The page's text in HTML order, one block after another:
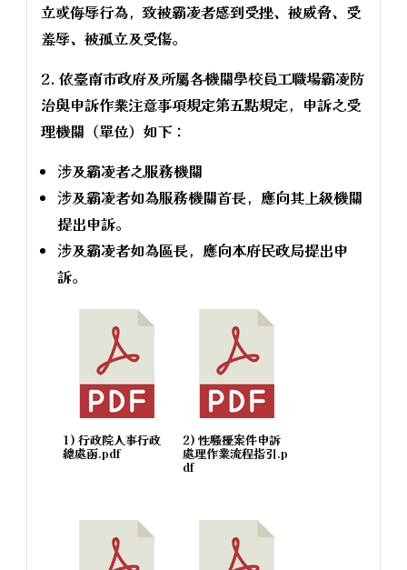
立或侮辱行為，致被霸凌者感到受挫、被威脅、受
羞辱、被孤立及受傷。
2. 依臺南市政府及所屬各機關學校員工職場霸凌防
治與申訴作業注意事項規定第五點規定，申訴之受
理機關（單位）如下：
涉及霸凌者之服務機關
涉及霸凌者如為服務機關首長，應向其上級機關
提出申訴。
涉及霸凌者如為區長，應向本府民政局提出申
訴。
1) 行政院人事行政
總處函.pdf
2) 性騷擾案件申訴
處理作業流程指引.p
df